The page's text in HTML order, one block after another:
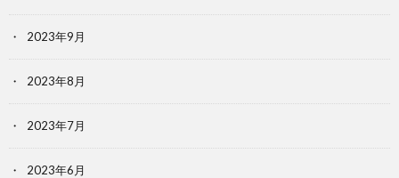
2023年9月
2023年8月
2023年7月
2023年6月